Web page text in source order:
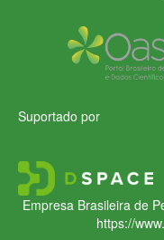
Suportado por
Empresa Brasileira de
https://